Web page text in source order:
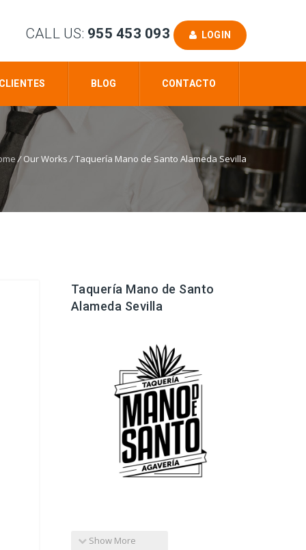
CALL US: 955 453 093 LOGIN
CLIENTES BLOG CONTACTO
/Our Works/Taquería Mano de Santo Alameda Sevilla
Taquería Mano de Santo
Alameda Sevilla
Show More